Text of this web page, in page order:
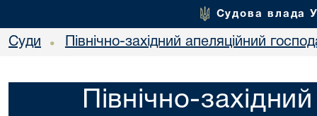
Судова влада
Суди • Північно-західний апеляційний
Північно-